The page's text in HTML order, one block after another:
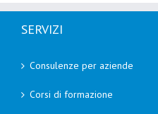
SERVIZI
Consulenze per aziende
Corsi di formazione